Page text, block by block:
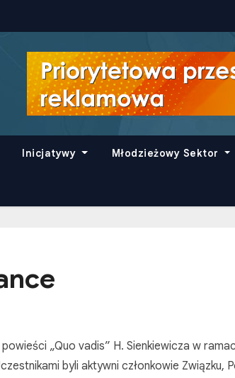
Inicjatywy Młodzieżowy Sektor
„Quo vadis” H. Sienkiewicza w
byli aktywni członkowie Związku,